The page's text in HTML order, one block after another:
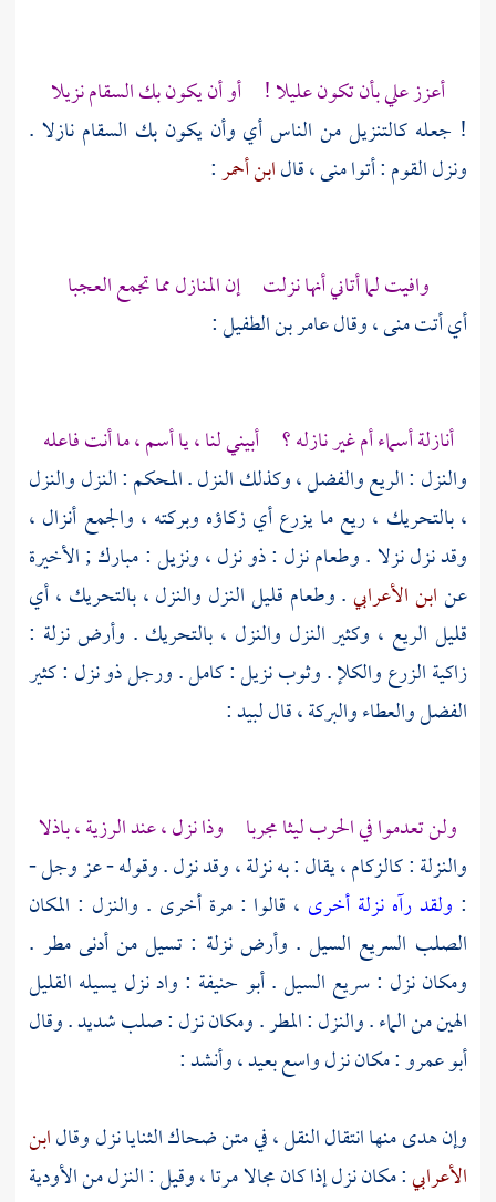
أعزز علي بأن تكون عليلا ! أو أن يكون بك السقام نزيلا
! جعله كالتنزيل من الناس أي وأن يكون بك السقام نازلا .
ونزل القوم : أتوا منى ، قالابن أحمر:
وافيت لما أتاني أنها نزلت إن المنازل مما تجمع العجبا
أي أتت منى ، وقالعامر بن الطفيل:
أنازلة أسماء أم غير نازله ؟ أبيني لنا ، يا أسم ، ما أنت فاعله
والنزل : الريع والفضل ، وكذلك النزل . المحكم : النزل والنزل
، بالتحريك ، ريع ما يزرع أي زكاؤه وبركته ، والجمع أنزال ،
وقد نزل نزلا . وطعام نزل : ذو نزل ، ونزيل : مبارك ; الأخيرة
عنابن الأعرابي. وطعام قليل النزل والنزل ، بالتحريك ، أي
قليل الريع ، وكثير النزل والنزل ، بالتحريك . وأرض نزلة :
زاكية الزرع والكلإ . وثوب نزيل : كامل . ورجل ذو نزل : كثير
الفضل والعطاء والبركة ، قاللبيد:
ولن تعدموا في الحرب ليثا مجربا وذا نزل ، عند الرزية ، باذلا
والنزلة : كالزكام ، يقال : به نزلة ، وقد نزل . وقوله - عز وجل -
: ولقد رآه نزلة أخرى ، قالوا : مرة أخرى . والنزل : المكان
الصلب السريع السيل . وأرض نزلة : تسيل من أدنى مطر .
ومكان نزل : سريع السيل .أبو حنيفة : واد نزل يسيله القليل
الهين من الماء . والنزل : المطر . ومكان نزل : صلب شديد . وقال
أبو عمرو: مكان نزل واسع بعيد ، وأنشد :
وإن هدى منها انتقال النقل ، في متن ضحاك الثنايا نزل وقالابن
الأعرابي: مكان نزل إذا كان مجالا مرتا ، وقيل : النزل من الأودية